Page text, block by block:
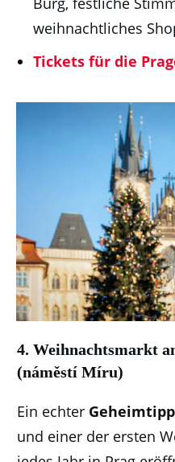
weihnachtliches
Tickets für die
4. Weihnachtsmarkt
(náměstí Míru)
Ein echter
und einer der ersten